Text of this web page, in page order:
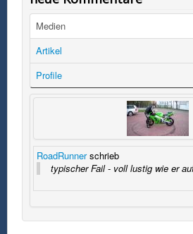
Medien
Artikel
Profile
RoadRunnerschrieb
typischer Fail - voll lustig wie er